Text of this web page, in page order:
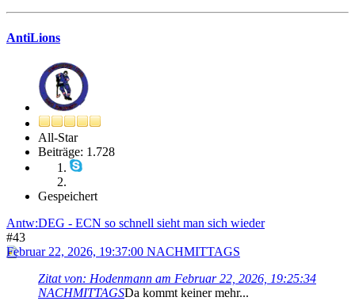
AntiLions
All-Star
Beiträge: 1.728
Gespeichert
Antw:DEG - ECN so schnell sieht man sich wieder
#43
Februar 22, 2026, 19:37:00 NACHMITTAGS
Zitat von: Hodenmann am Februar 22, 2026, 19:25:34
NACHMITTAGSDa kommt keiner mehr...